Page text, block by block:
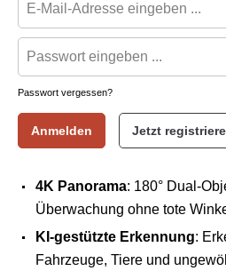
Passwort vergessen?
Anmelden Jetzt
4K Panorama: 180° Dual-
Überwachung ohne tote
KI-gestützte Erkennung:
Fahrzeuge, Tiere und